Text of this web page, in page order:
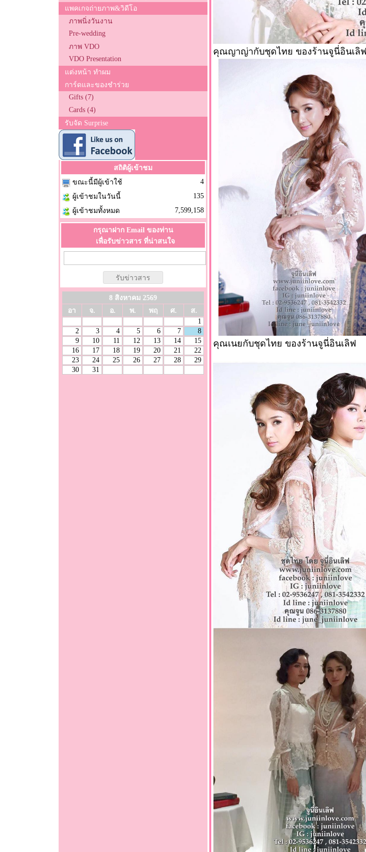
แพคเกจถ่ายภาพ&วิดีโอ
ภาพนิ่งวันงาน
Pre-wedding
ภาพ VDO
VDO Presentation
แต่งหน้า ทำผม
การ์ดและของชำร่วย
Gifts (7)
Cards (4)
รับจัด Surprise
สถิติผู้เข้าชม
ขณะนี้มีผู้เข้าใช้
4
ผู้เข้าชมในวันนี้
135
ผู้เข้าชมทั้งหมด
7,599,158
กรุณาฝาก Email ของท่าน
เพื่อรับข่าวสาร ที่น่าสนใจ
8 สิงหาคม 2569
อา
จ. อ. พ. พฤ ศ.
ส.
1
2
3 4 5 6 7
8
9
10 11 12 13 14
15
16
17 18 19 20 21
22
23
24 25 26 27 28
29
30
31
คุณญาญ่ากับชุดไทย ของร้านจูนี่อินเลิฟ
คุณเนยกับชุดไทย ของร้านจูนี่อินเลิฟ